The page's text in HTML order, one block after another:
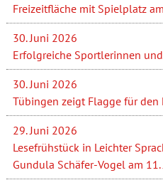
Freizeitfläche mit Spielplatz
30. Juni 2026
Erfolgreiche Sportlerinnen
30. Juni 2026
Tübingen zeigt Flagge für den
29. Juni 2026
Lesefrühstück in Leichter
Gundula Schäfer-Vogel am 11.